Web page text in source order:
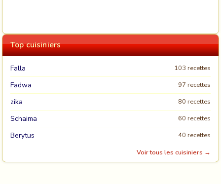
Top cuisiniers
Falla 103 recettes
Fadwa 97 recettes
zika 80 recettes
Schaima 60 recettes
Berytus
40 recettes
Voir tous les cuisiniers →